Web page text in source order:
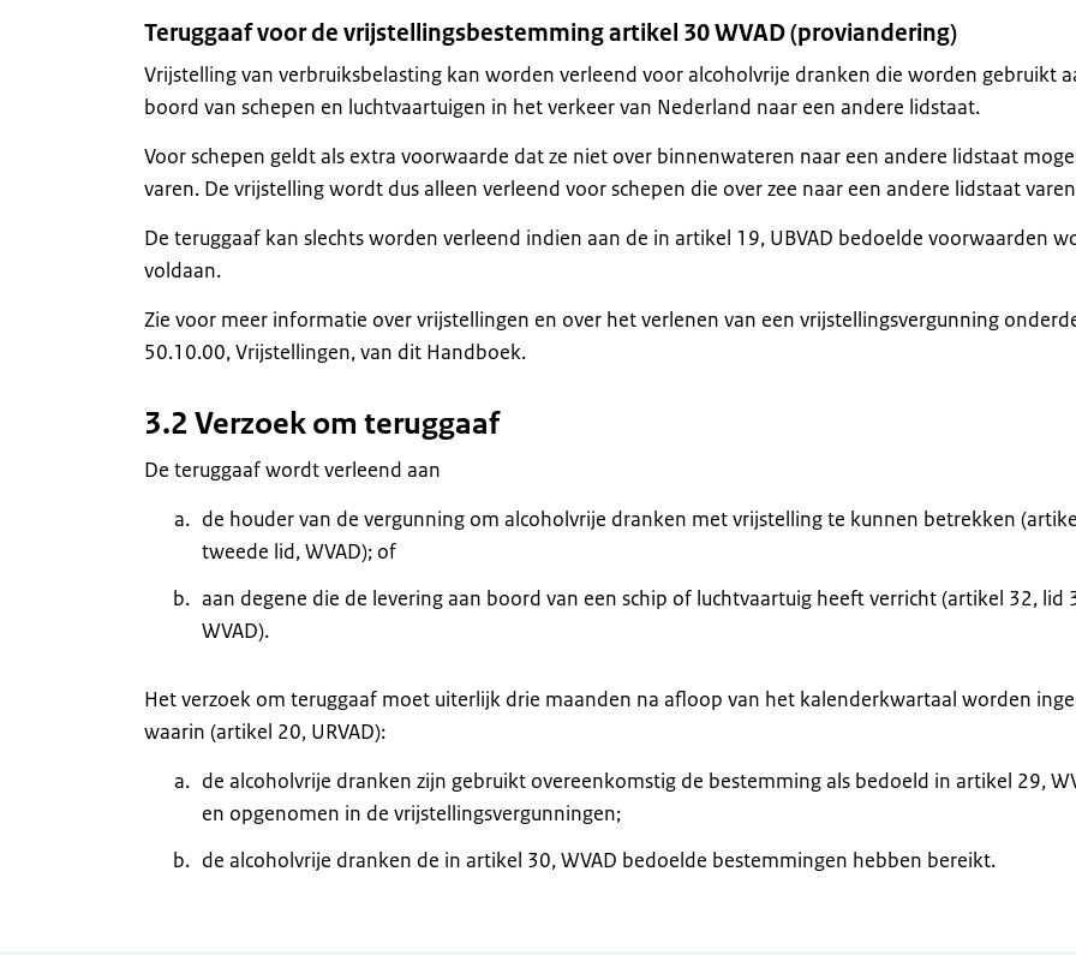
Teruggaaf voor de vrijstellingsbestemming artikel 30 WVAD (proviandering)
Vrijstelling van verbruiksbelasting kan worden verleend voor alcoholvrije dranken die worden gebruikt
boord van schepen en luchtvaartuigen in het verkeer van Nederland naar een andere lidstaat.
Voor schepen geldt als extra voorwaarde dat ze niet over binnenwateren naar een andere lidstaat
varen. De vrijstelling wordt dus alleen verleend voor schepen die over zee naar een andere lidstaat
De teruggaaf kan slechts worden verleend indien aan de in artikel 19, UBVAD bedoelde voorwaarden
voldaan.
Zie voor meer informatie over vrijstellingen en over het verlenen van een vrijstellingsvergunning
50.10.00, Vrijstellingen, van dit Handboek.
3.2 Verzoek om teruggaaf
De teruggaaf wordt verleend aan
de houder van de vergunning om alcoholvrije dranken met vrijstelling te kunnen betrekken
tweede lid, WVAD); of
aan degene die de levering aan boord van een schip of luchtvaartuig heeft verricht (artikel 32, lid
WVAD).
Het verzoek om teruggaaf moet uiterlijk drie maanden na afloop van het kalenderkwartaal worden
waarin (artikel 20, URVAD):
de alcoholvrije dranken zijn gebruikt overeenkomstig de bestemming als bedoeld in artikel 29,
en opgenomen in de vrijstellingsvergunningen;
de alcoholvrije dranken de in artikel 30, WVAD bedoelde bestemmingen hebben bereikt.